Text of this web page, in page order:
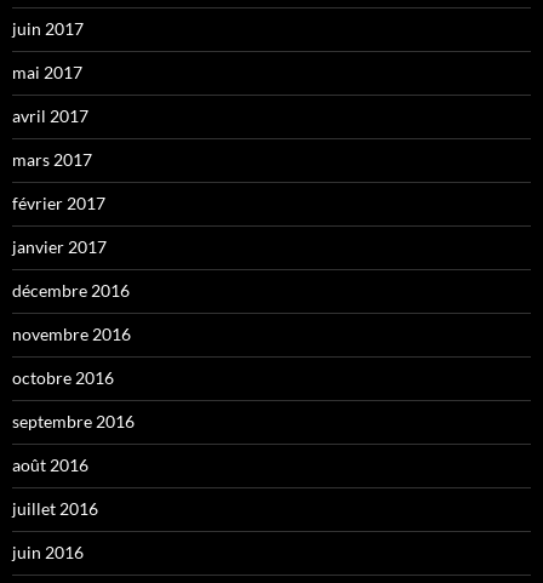
juin 2017
mai 2017
avril 2017
mars 2017
février 2017
janvier 2017
décembre 2016
novembre 2016
octobre 2016
septembre 2016
août 2016
juillet 2016
juin 2016